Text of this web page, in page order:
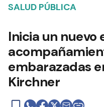
SALUD PÚBLICA
Inicia un nuevo
embarazadas
Kirchner